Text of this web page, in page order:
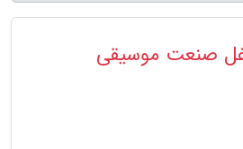
صنعت موسیقی